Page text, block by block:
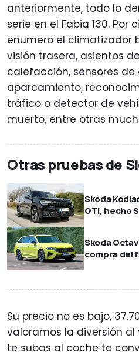
anteriormente, todo lo
serie en el Fabia 130. Por
enumero el climatizador
visión trasera, asientos
calefacción, sensores
aparcamiento,
tráfico o detector de
muerto, entre otras
Otras pruebas de
Skoda
GTI, hecho
Skoda
compra del
Su precio no es bajo,
valoramos la diversión
te subas al coche te